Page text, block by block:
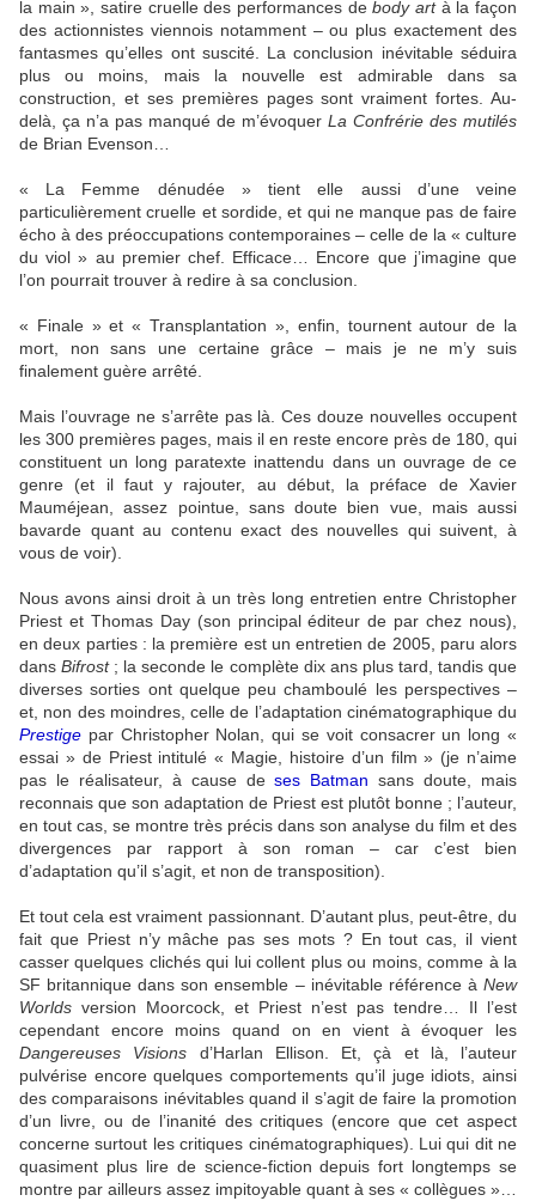
la main », satire cruelle des performances debody artà la façon
des actionnistes viennois notamment – ou plus exactement des
fantasmes qu’elles ont suscité. La conclusion inévitable séduira
plus ou moins, mais la nouvelle est admirable dans sa
construction, et ses premières pages sont vraiment fortes. Au-
delà, ça n’a pas manqué de m’évoquer La Confrérie des mutilés
de Brian Evenson…
« La Femme dénudée » tient elle aussi d’une veine
particulièrement cruelle et sordide, et qui ne manque pas de faire
écho à des préoccupations contemporaines – celle de la « culture
du viol » au premier chef. Efficace… Encore que j’imagine que
l’on pourrait trouver à redire à sa conclusion.
« Finale » et « Transplantation », enfin, tournent autour de la
mort, non sans une certaine grâce – mais je ne m’y suis
finalement guère arrêté.
Mais l’ouvrage ne s’arrête pas là. Ces douze nouvelles occupent
les 300 premières pages, mais il en reste encore près de 180, qui
constituent un long paratexte inattendu dans un ouvrage de ce
genre (et il faut y rajouter, au début, la préface de Xavier
Mauméjean, assez pointue, sans doute bien vue, mais aussi
bavarde quant au contenu exact des nouvelles qui suivent, à
vous de voir).
Nous avons ainsi droit à un très long entretien entre Christopher
Priest et Thomas Day (son principal éditeur de par chez nous),
en deux parties : la première est un entretien de 2005, paru alors
dans Bifrost; la seconde le complète dix ans plus tard, tandis que
diverses sorties ont quelque peu chamboulé les perspectives –
et, non des moindres, celle de l’adaptation cinématographique du
Prestige par Christopher Nolan, qui se voit consacrer un long «
essai » de Priest intitulé « Magie, histoire d’un film » (je n’aime
pas le réalisateur, à cause deses Batman sans doute, mais
reconnais que son adaptation de Priest est plutôt bonne ; l’auteur,
en tout cas, se montre très précis dans son analyse du film et des
divergences par rapport à son roman – car c’est bien
d’adaptation qu’il s’agit, et non de transposition).
Et tout cela est vraiment passionnant. D’autant plus, peut-être, du
fait que Priest n’y mâche pas ses mots ? En tout cas, il vient
casser quelques clichés qui lui collent plus ou moins, comme à la
SF britannique dans son ensemble – inévitable référence à New
Worlds version Moorcock, et Priest n’est pas tendre… Il l’est
cependant encore moins quand on en vient à évoquer les
Dangereuses Visions d’Harlan Ellison. Et, çà et là, l’auteur
pulvérise encore quelques comportements qu’il juge idiots, ainsi
des comparaisons inévitables quand il s’agit de faire la promotion
d’un livre, ou de l’inanité des critiques (encore que cet aspect
concerne surtout les critiques cinématographiques). Lui qui dit ne
quasiment plus lire de science-fiction depuis fort longtemps se
montre par ailleurs assez impitoyable quant à ses « collègues »…